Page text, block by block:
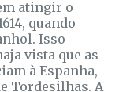
atingir o
quando
Isso
vista que as
à Espanha,
Tordesilhas. A